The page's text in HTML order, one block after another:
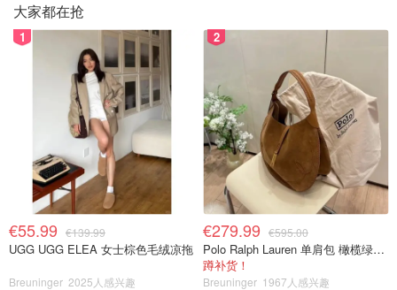
大家都在抢
1
€55.99 €139.99
UGG UGG ELEA 女士棕色毛绒凉拖
Breuninger 2025人感兴趣
2
€279.99 €595.00
Polo Ralph Lauren 单肩包 橄榄绿金色
蹲补货！
Breuninger 1967人感兴趣